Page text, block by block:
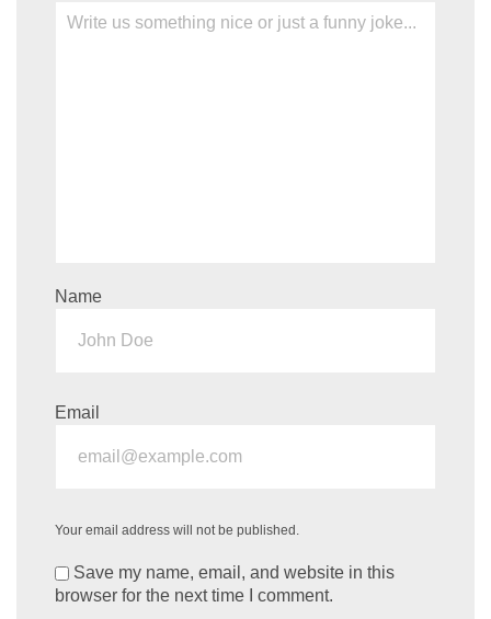
Name
Email
Your email address will not be published.
Save my name, email, and website in this
browser for the next time I comment.